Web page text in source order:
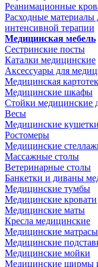
Реанимационные
Расходные материалы
интенсивной терапии
Медицинская мебель
Сестринские посты
Каталки медицинские
Аксессуары для
Медицинская
Медицинские шкафы
Стойки медицинские
Весы
Медицинские кушетки
Ростомеры
Медицинские
Массажные столы
Ветеринарные столы
Банкетки и диваны
Медицинские тумбы
Медицинские кровати
Медицинские маты
Кресла медицинские
Медицинские матрасы
Медицинские
Медицинские мойки
Медицинские ширмы